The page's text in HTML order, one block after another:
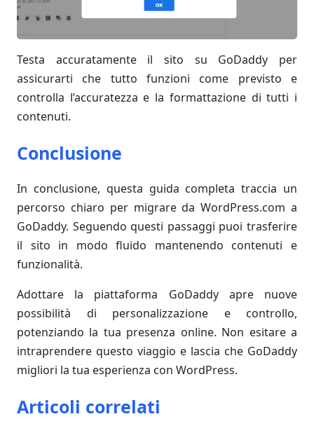
Testa accuratamente il sito su GoDaddy per
assicurarti che tutto funzioni come previsto e
controlla l’accuratezza e la formattazione di tutti i
contenuti.
Conclusione
In conclusione, questa guida completa traccia un
percorso chiaro per migrare da WordPress.com a
GoDaddy. Seguendo questi passaggi puoi trasferire
il sito in modo fluido mantenendo contenuti e
funzionalità.
Adottare la piattaforma GoDaddy apre nuove
possibilità di personalizzazione e controllo,
potenziando la tua presenza online. Non esitare a
intraprendere questo viaggio e lascia che GoDaddy
migliori la tua esperienza con WordPress.
Articoli correlati